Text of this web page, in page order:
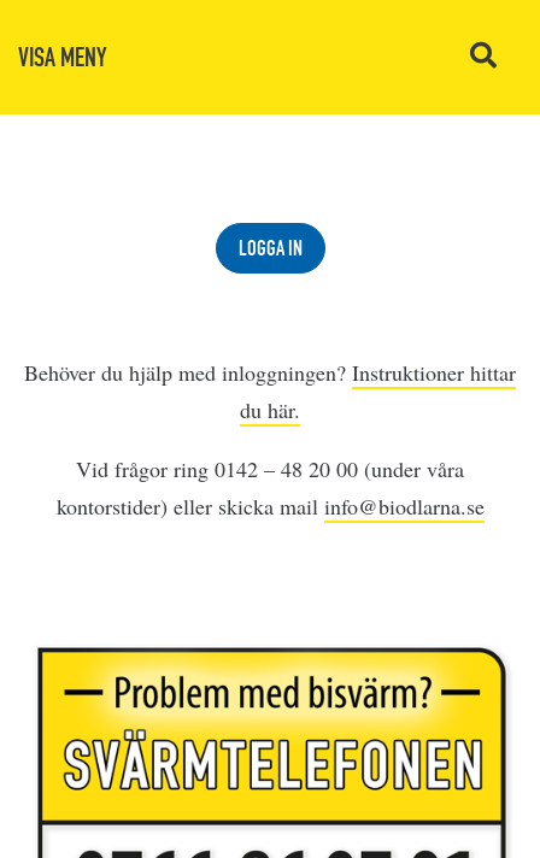
VISA MENY
LOGGA IN
Behöver du hjälp med inloggningen? Instruktioner hittar
du här.
Vid frågor ring 0142 – 48 20 00 (under våra
kontorstider) eller skicka mail info@biodlarna.se